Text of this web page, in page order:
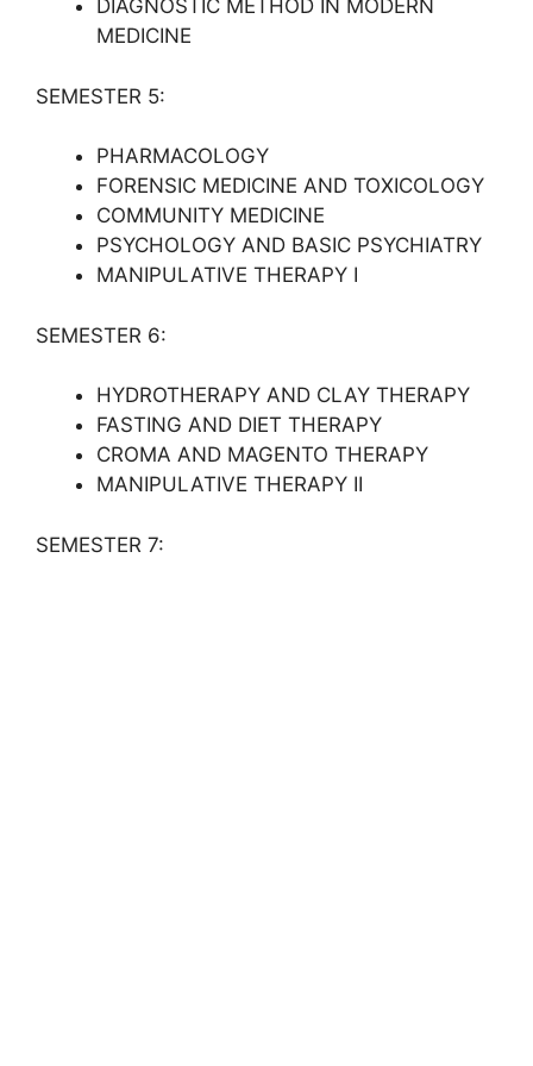
DIAGNOSTIC METHOD IN MODERN
MEDICINE
SEMESTER 5:
PHARMACOLOGY
FORENSIC MEDICINE AND TOXICOLOGY
COMMUNITY MEDICINE
PSYCHOLOGY AND BASIC PSYCHIATRY
MANIPULATIVE THERAPY I
SEMESTER 6:
HYDROTHERAPY AND CLAY THERAPY
FASTING AND DIET THERAPY
CROMA AND MAGENTO THERAPY
MANIPULATIVE THERAPY II
SEMESTER 7: